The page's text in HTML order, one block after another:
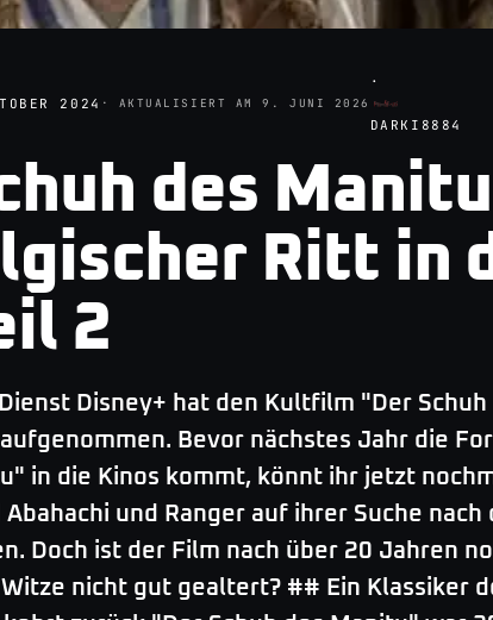
2024 · AKTUALISIERT AM9. JUNI 2026
·
DARKI8884
des
Ritt in
2
Disney+ hat den Kultfilm "Der
Bevor nächstes Jahr die
in die Kinos kommt, könnt ihr jetzt
und Ranger auf ihrer Suche nach
Doch ist der Film nach über 20 Jahren
nicht gut gealtert? ## Ein Klassiker